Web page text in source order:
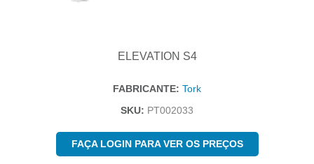
ELEVATION S4
FABRICANTE: Tork
SKU: PT002033
FAÇA LOGIN PARA VER OS PREÇOS